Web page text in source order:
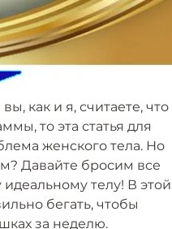
как и я, считаете, что
то эта статья для
женского тела. Но
Давайте бросим все
телу! В этой
бегать, чтобы
за неделю.